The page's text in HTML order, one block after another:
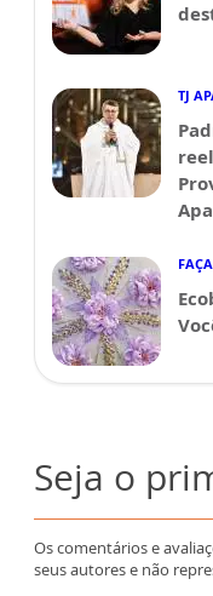
TJ
Seja o
Os comentários e
seus autores e não